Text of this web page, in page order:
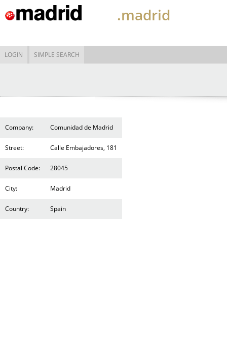
.madrid
LOGIN SIMPLE SEARCH
Company: Comunidad de Madrid
Street: Calle Embajadores, 181
Postal Code: 28045
City: Madrid
Country: Spain